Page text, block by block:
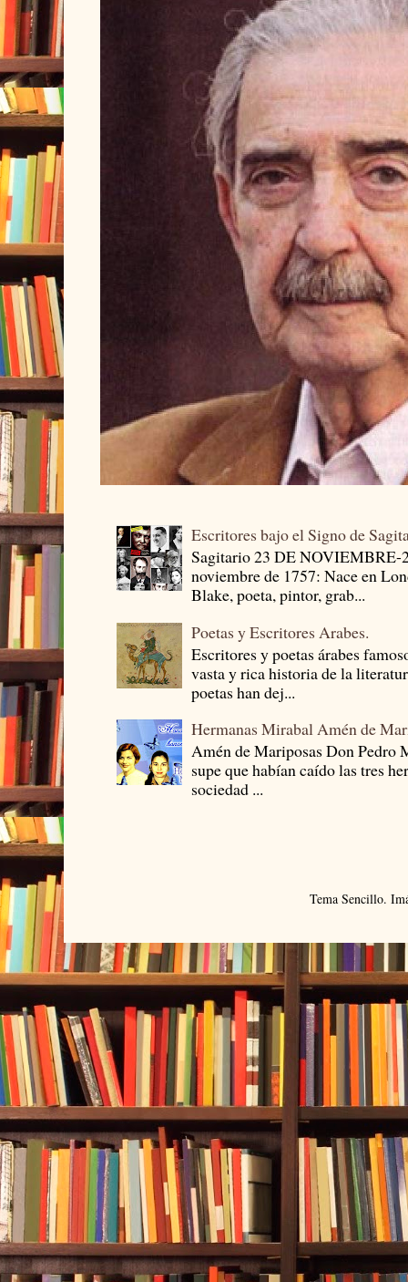
Escritores bajo el Signo de
Sagitario 23 DE
noviembre de 1757: Nace en
Blake, poeta, pintor, grab...
Poetas y Escritores Arabes.
Escritores y poetas árabes
vasta y rica historia de la
poetas han dej...
Hermanas Mirabal Amén de
Amén de Mariposas Don
supe que habían caído las tres
sociedad ...
Tema Sencillo.